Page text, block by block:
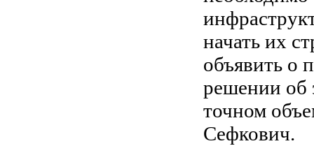
начать их
объявить о
решении об
точном
Сефкович.